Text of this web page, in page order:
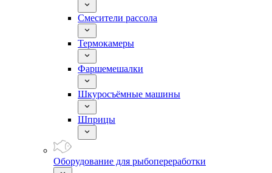
Смесители рассола
Термокамеры
Фаршемешалки
Шкуросъёмные машины
Шприцы
Оборудование для рыбопереработки